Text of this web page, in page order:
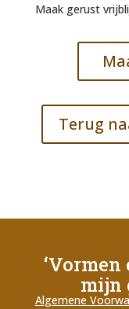
Maak gerust
Terug
mijn
Algemene